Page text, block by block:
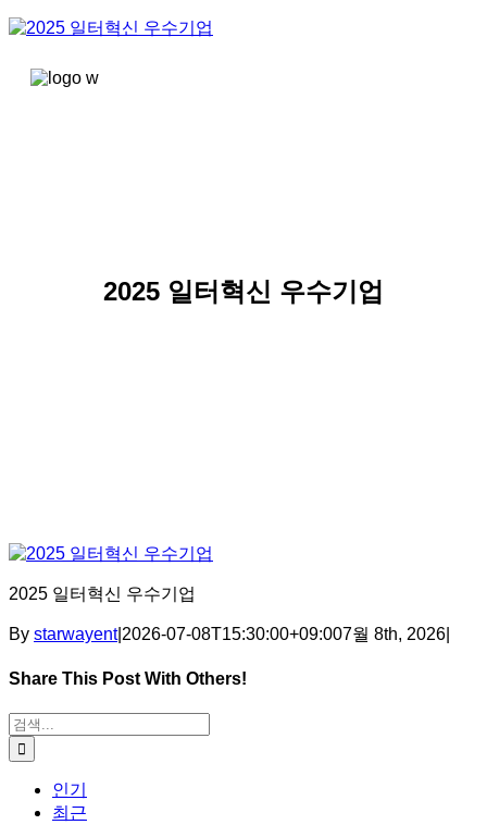
콘텐츠로
2025 일터혁신 우수기업
2025 일터혁신 우수기업
By starwayent| 2026-07-08T15:30:00+09:007월 8th, 2026
Share This Post With Others!
Facebook
X
Tumblr
Pinterest
이메일
검색:
인기
최근